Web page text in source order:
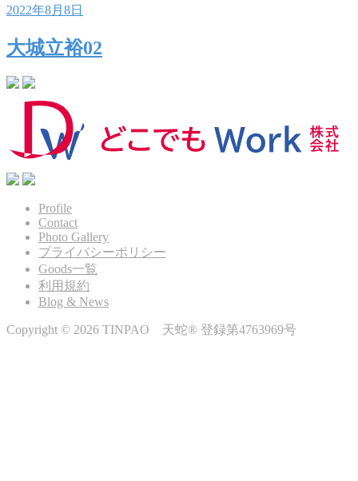
Posted
2022年8月8日
大城立裕02
Profile
Contact
Photo Gallery
プライバシーポリシー
Goods一覧
利用規約
Blog & News
Copyright © 2026 TINPAO